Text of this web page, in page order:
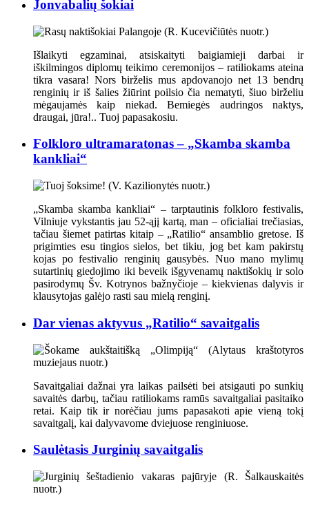
Jonvabalių šokiai
Išlaikyti egzaminai, atsiskaityti baigiamieji darbai ir
iškilmingos diplomų teikimo ceremonijos – ratiliokams ateina
tikra vasara! Nors birželis mus apdovanojo net 13 bendrų
renginių ir iš šalies žiūrint poilsio čia nematyti, šiuo birželiu
mėgaujamės kaip niekad. Bemiegės audringos naktys,
draugai, jūra!.. Tuoj papasakosiu.
Folkloro ultramaratonas – „Skamba skamba
kankliai“
„Skamba skamba kankliai“ – tarptautinis folkloro festivalis,
Vilniuje vykstantis jau 52-ąjį kartą, man – oficialiai trečiasias,
tačiau šiemet patirtas kitaip – „Ratilio“ ansamblio gretose. Iš
prigimties esu tingios sielos, bet tikiu, jog bet kam pakirstų
kojas po festivalio renginių gausybės. Nuo mano mylimų
sutartinių giedojimo iki beveik išgyvenamų naktišokių ir solo
pasirodymų Šv. Kotrynos bažnyčioje – kiekvienas dalyvis ir
klausytojas galėjo rasti sau mielą renginį.
Dar vienas aktyvus „Ratilio“ savaitgalis
Savaitgaliai dažnai yra laikas pailsėti bei atsigauti po sunkių
savaitės darbų, tačiau ratiliokams ramūs savaitgaliai pasitaiko
retai. Kaip tik ir norėčiau jums papasakoti apie vieną tokį
savaitgalį, kai dalyvavome dviejuose renginiuose.
Saulėtasis Jurginių savaitgalis